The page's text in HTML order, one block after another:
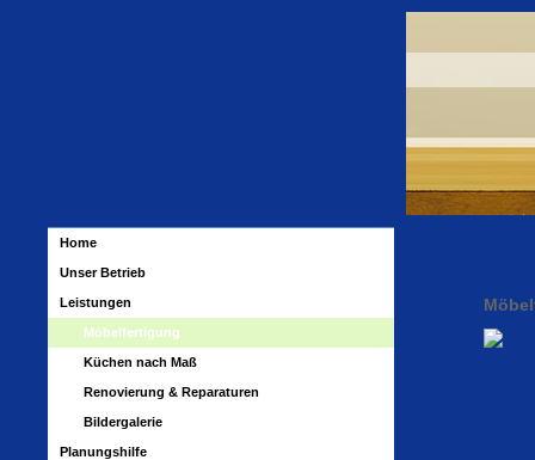
Home
Unser Betrieb
Leistungen
Möbelfertigung
Küchen nach Maß
Renovierung & Reparaturen
Bildergalerie
Planungshilfe